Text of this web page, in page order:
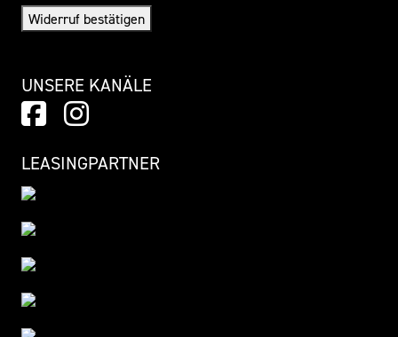
Widerruf bestätigen
UNSERE KANÄLE
LEASINGPARTNER